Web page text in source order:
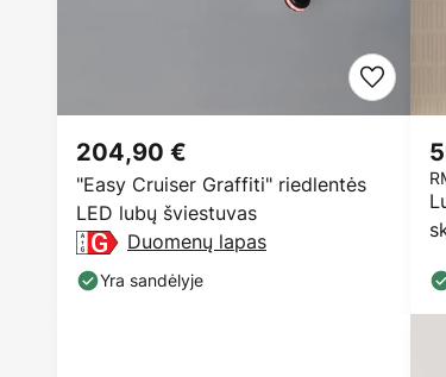
"Easy Cruiser Graffiti" riedlentės
LED lubų šviestuvas
204,90 €
Duomenų lapas
Yra sandėlyje